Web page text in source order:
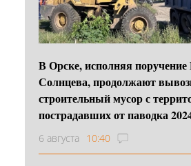
В Орске, исполняя поручение
Солнцева, продолжают
строительный мусор с
пострадавших от паводка
6 августа 10:40